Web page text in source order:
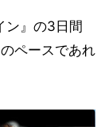
ン』の3日間
ペースであれ